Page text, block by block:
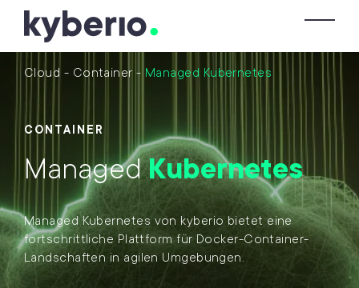
Skip zum Inhalt
Cloud - Container - Managed Kubernetes
CONTAINER
ManagedKubernetes
Managed Kubernetes von kyberio bietet eine
fortschrittliche Plattform für Docker-Container-
Landschaften in agilen Umgebungen.